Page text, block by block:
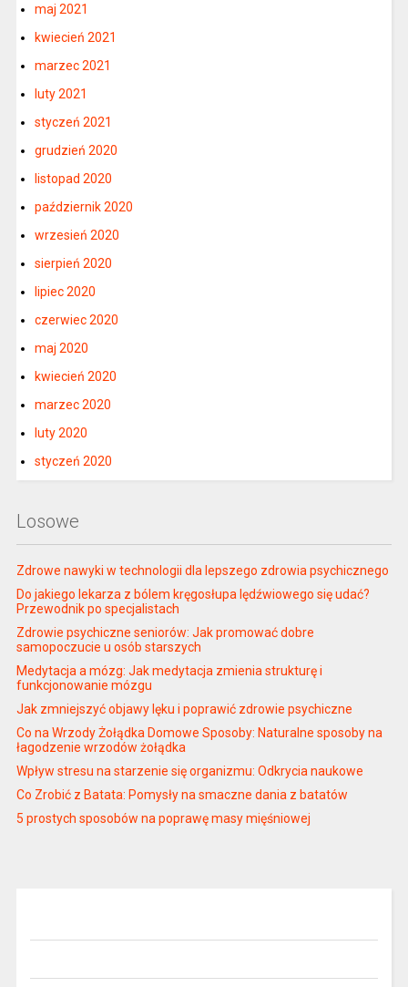
maj 2021
kwiecień 2021
marzec 2021
luty 2021
styczeń 2021
grudzień 2020
listopad 2020
październik 2020
wrzesień 2020
sierpień 2020
lipiec 2020
czerwiec 2020
maj 2020
kwiecień 2020
marzec 2020
luty 2020
styczeń 2020
Losowe
Zdrowe nawyki w technologii dla lepszego zdrowia psychicznego
Do jakiego lekarza z bólem kręgosłupa lędźwiowego się udać?
Przewodnik po specjalistach
Zdrowie psychiczne seniorów: Jak promować dobre
samopoczucie u osób starszych
Medytacja a mózg: Jak medytacja zmienia strukturę i
funkcjonowanie mózgu
Jak zmniejszyć objawy lęku i poprawić zdrowie psychiczne
Co na Wrzody Żołądka Domowe Sposoby: Naturalne sposoby na
łagodzenie wrzodów żołądka
Wpływ stresu na starzenie się organizmu: Odkrycia naukowe
Co Zrobić z Batata: Pomysły na smaczne dania z batatów
5 prostych sposobów na poprawę masy mięśniowej